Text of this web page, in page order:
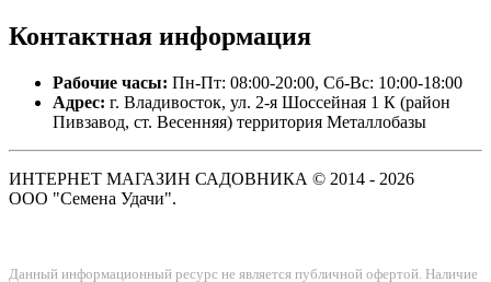
Контактная информация
Рабочие часы: Пн-Пт: 08:00-20:00, Сб-Вс: 10:00-18:00
Адрес: г. Владивосток, ул. 2-я Шоссейная 1 К (район
Пивзавод, ст. Весенняя) территория Металлобазы
ИНТЕРНЕТ МАГАЗИН САДОВНИКА © 2014 - 2026
ООО "Семена Удачи".
Данный информационный ресурс не является публичной офертой. Наличие